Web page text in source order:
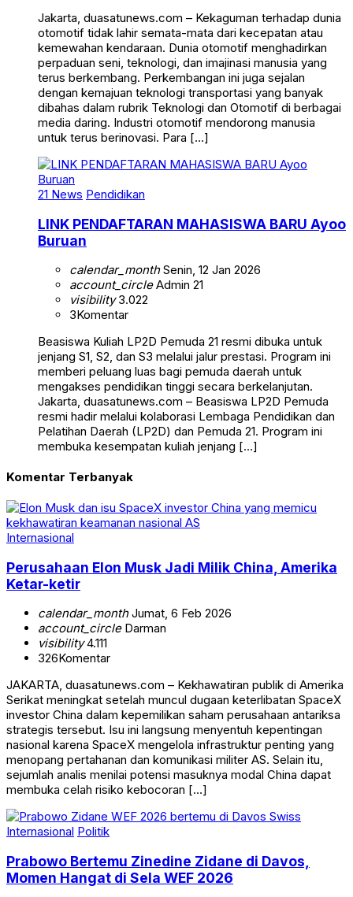
Jakarta, duasatunews.com – Kekaguman terhadap dunia
otomotif tidak lahir semata-mata dari kecepatan atau
kemewahan kendaraan. Dunia otomotif menghadirkan
perpaduan seni, teknologi, dan imajinasi manusia yang
terus berkembang. Perkembangan ini juga sejalan
dengan kemajuan teknologi transportasi yang banyak
dibahas dalam rubrik Teknologi dan Otomotif di berbagai
media daring. Industri otomotif mendorong manusia
untuk terus berinovasi. Para […]
21 News Pendidikan
LINK PENDAFTARAN MAHASISWA BARU Ayoo
Buruan
calendar_monthSenin, 12 Jan 2026
account_circleAdmin 21
visibility3.022
3Komentar
Beasiswa Kuliah LP2D Pemuda 21 resmi dibuka untuk
jenjang S1, S2, dan S3 melalui jalur prestasi. Program ini
memberi peluang luas bagi pemuda daerah untuk
mengakses pendidikan tinggi secara berkelanjutan.
Jakarta, duasatunews.com – Beasiswa LP2D Pemuda
resmi hadir melalui kolaborasi Lembaga Pendidikan dan
Pelatihan Daerah (LP2D) dan Pemuda 21. Program ini
membuka kesempatan kuliah jenjang […]
Komentar Terbanyak
Internasional
Perusahaan Elon Musk Jadi Milik China, Amerika
Ketar-ketir
calendar_monthJumat, 6 Feb 2026
account_circleDarman
visibility4.111
326Komentar
JAKARTA, duasatunews.com – Kekhawatiran publik di Amerika
Serikat meningkat setelah muncul dugaan keterlibatan SpaceX
investor China dalam kepemilikan saham perusahaan antariksa
strategis tersebut. Isu ini langsung menyentuh kepentingan
nasional karena SpaceX mengelola infrastruktur penting yang
menopang pertahanan dan komunikasi militer AS. Selain itu,
sejumlah analis menilai potensi masuknya modal China dapat
membuka celah risiko kebocoran […]
Internasional Politik
Prabowo Bertemu Zinedine Zidane di Davos,
Momen Hangat di Sela WEF 2026